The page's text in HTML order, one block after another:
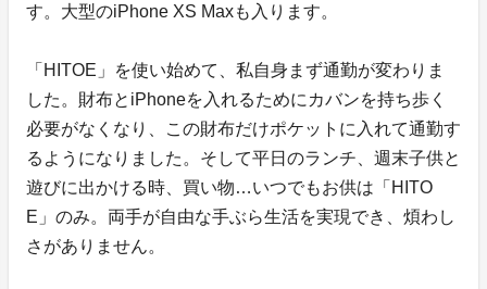
す。大型のiPhone XS Maxも入ります。
「HITOE」を使い始めて、私自身まず通勤が変わりま
した。財布とiPhoneを入れるためにカバンを持ち歩く
必要がなくなり、この財布だけポケットに入れて通勤す
るようになりました。そして平日のランチ、週末子供と
遊びに出かける時、買い物…いつでもお供は「HITO
E」のみ。両手が自由な手ぶら生活を実現でき、煩わし
さがありません。